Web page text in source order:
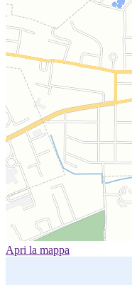
Apri la mappa